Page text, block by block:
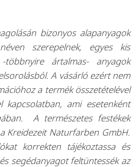
bizonyos alapanyagok
szerepelnek, egyes kis
többnyire ártalmas- anyagok
A vásárló ezért nem
a termék összetételével
kapcsolatban, ami esetenként
A természetes festékek
Kreidezeit Naturfarben GmbH.
korrekten tájékoztassa és
segédanyagot feltüntessék az